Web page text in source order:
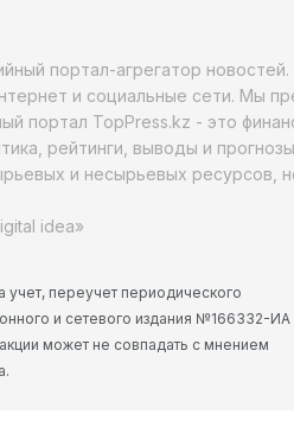
портал-агрегатор
и социальные сети. Мы
портал TopPress.kz - это
рейтинги, выводы и
и несырьевых ресурсов,
idea»
учет, переучет периодического
и сетевого издания №166332-ИА
может не совпадать с мнением